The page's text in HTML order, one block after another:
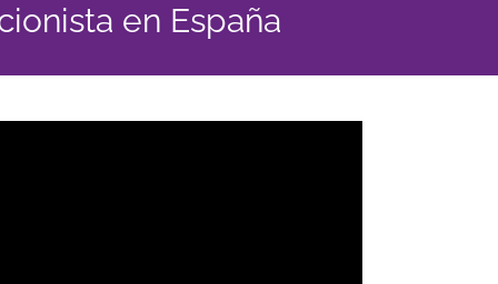
en España